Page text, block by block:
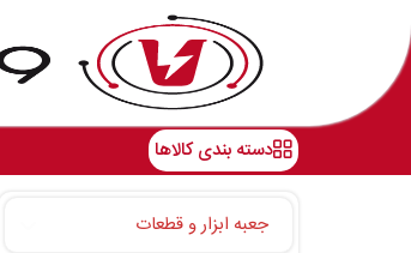
دسته بندی کالاها
جعبه ابزار و قطعات